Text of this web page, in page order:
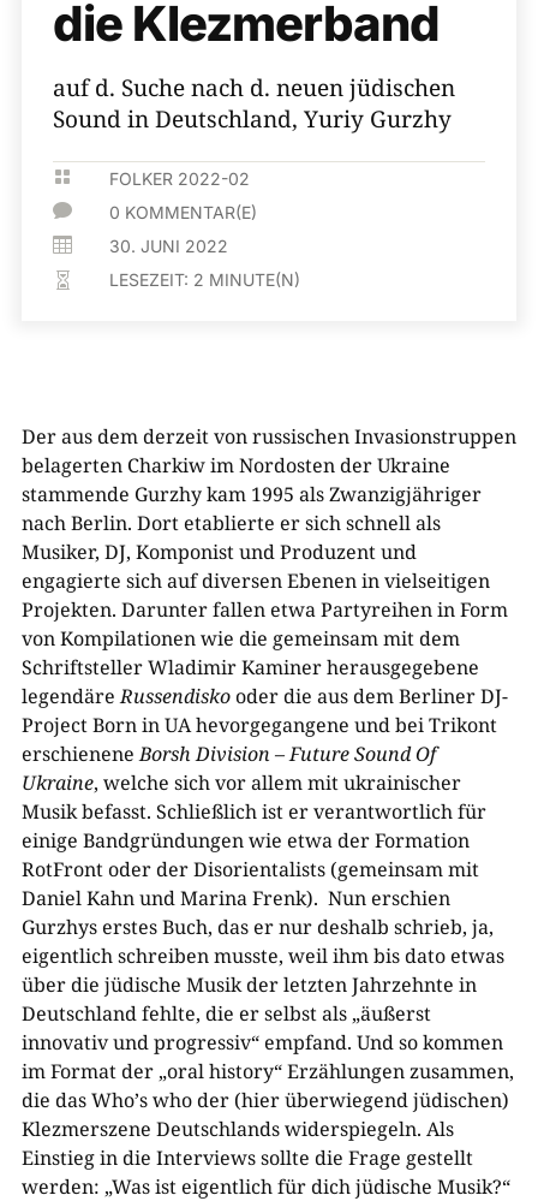
die Klezmerband
auf d. Suche nach d. neuen jüdischen
Sound in Deutschland, Yuriy Gurzhy
 FOLKER 2022-02
 0 KOMMENTAR(E)
 30. JUNI 2022
 LESEZEIT: 2 MINUTE(N)
Der aus dem derzeit von russischen Invasionstruppen
belagerten Charkiw im Nordosten der Ukraine
stammende Gurzhy kam 1995 als Zwanzigjähriger
nach Berlin. Dort etablierte er sich schnell als
Musiker, DJ, Komponist und Produzent und
engagierte sich auf diversen Ebenen in vielseitigen
Projekten. Darunter fallen etwa Partyreihen in Form
von Kompilationen wie die gemeinsam mit dem
Schriftsteller Wladimir Kaminer herausgegebene
legendäreRussendiskooder die aus dem Berliner DJ-
Project Born in UA hevorgegangene und bei Trikont
erschieneneBorsh Division – Future Sound Of
Ukraine, welche sich vor allem mit ukrainischer
Musik befasst. Schließlich ist er verantwortlich für
einige Bandgründungen wie etwa der Formation
RotFront oder der Disorientalists (gemeinsam mit
Daniel Kahn und Marina Frenk). Nun erschien
Gurzhys erstes Buch, das er nur deshalb schrieb, ja,
eigentlich schreiben musste, weil ihm bis dato etwas
über die jüdische Musik der letzten Jahrzehnte in
Deutschland fehlte, die er selbst als „äußerst
innovativ und progressiv“ empfand. Und so kommen
im Format der „oral history“ Erzählungen zusammen,
die das Who’s who der (hier überwiegend jüdischen)
Klezmerszene Deutschlands widerspiegeln. Als
Einstieg in die Interviews sollte die Frage gestellt
werden: „Was ist eigentlich für dich jüdische Musik?“